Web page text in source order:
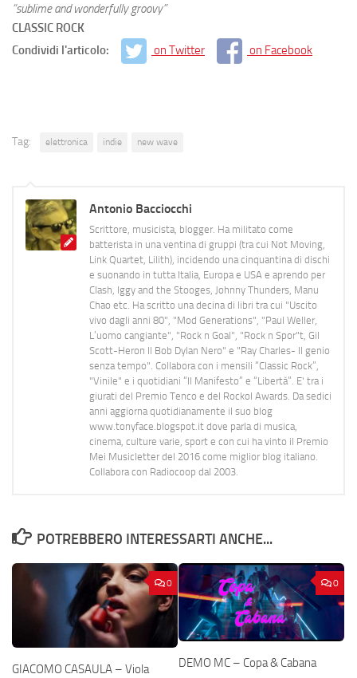
“sublime and wonderfully groovy”
CLASSIC ROCK
Condividi l'articolo:
on Twitter on Facebook
Tag: elettronica indie new wave
Antonio Bacciocchi
Scrittore, musicista, blogger. Ha militato come
batterista in una ventina di gruppi (tra cui Not Moving,
Link Quartet, Lilith), incidendo una cinquantina di dischi
e suonando in tutta Italia, Europa e USA e aprendo per
Clash, Iggy and the Stooges, Johnny Thunders, Manu
Chao etc. Ha scritto una decina di libri tra cui "Uscito
vivo dagli anni 80", "Mod Generations", "Paul Weller,
L’uomo cangiante", "Rock n Goal", "Rock n Spor"t, Gil
Scott-Heron Il Bob Dylan Nero" e "Ray Charles- Il genio
senza tempo". Collabora con i mensili “Classic Rock”,
"Vinile" e i quotidiani “Il Manifesto” e “Libertà”. E' tra i
giurati del Premio Tenco e del Rockol Awards. Da sedici
anni aggiorna quotidianamente il suo blog
www.tonyface.blogspot.it dove parla di musica,
cinema, culture varie, sport e con cui ha vinto il Premio
Mei Musicletter del 2016 come miglior blog italiano.
Collabora con Radiocoop dal 2003.
POTREBBERO INTERESSARTI ANCHE...
0
GIACOMO CASAULA – Viola
0
DEMO MC – Copa & Cabana